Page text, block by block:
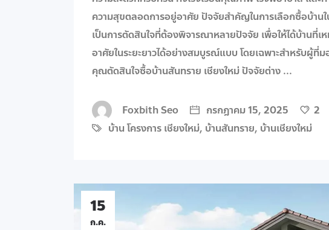
ความสุขตลอดการอยู่อาศัย ปัจจัยสำคัญในการเลือกซื้อบ้าน
เป็นการตัดสินใจที่ต้องพิจารณาหลายปัจจัย เพื่อให้ได้บ้านที่
อาศัยในระยะยาวได้อย่างสมบูรณ์แบบ โดยเฉพาะสำหรับผู้ที่
คุณตัดสินใจซื้อบ้านสันทราย เชียงใหม่ ปัจจัยต่าง
Foxbith Seo กรกฎาคม 15, 2025
2
บ้าน โครงการ เชียงใหม่, บ้านสันทราย, บ้านเชียงใหม่
15
ก.ค.